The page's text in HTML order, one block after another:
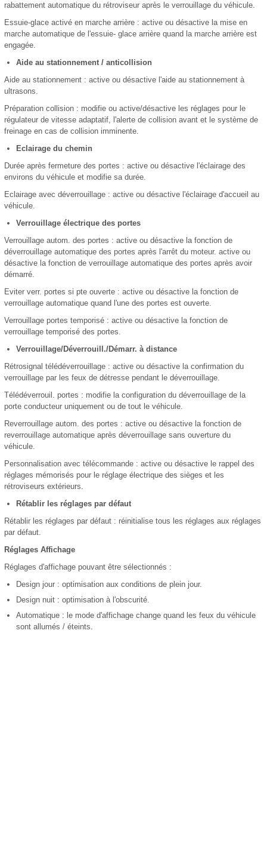
rabattement automatique du rétroviseur après le verrouillage du véhicule.
Essuie-glace activé en marche arrière : active ou désactive la mise en
marche automatique de l'essuie- glace arrière quand la marche arrière est
engagée.
Aide au stationnement / anticollision
Aide au stationnement : active ou désactive l'aide au stationnement à
ultrasons.
Préparation collision : modifie ou active/désactive les réglages pour le
régulateur de vitesse adaptatif, l'alerte de collision avant et le système de
freinage en cas de collision imminente.
Eclairage du chemin
Durée après fermeture des portes : active ou désactive l'éclairage des
environs du véhicule et modifie sa durée.
Eclairage avec déverrouillage : active ou désactive l'éclairage d'accueil au
véhicule.
Verrouillage électrique des portes
Verrouillage autom. des portes : active ou désactive la fonction de
déverrouillage automatique des portes après l'arrêt du moteur. active ou
désactive la fonction de verrouillage automatique des portes après avoir
démarré.
Eviter verr. portes si pte ouverte : active ou désactive la fonction de
verrouillage automatique quand l'une des portes est ouverte.
Verrouillage portes temporisé : active ou désactive la fonction de
verrouillage temporisé des portes.
Verrouillage/Déverrouill./Démarr. à distance
Rétrosignal télédéverrouillage : active ou désactive la confirmation du
verrouillage par les feux de détresse pendant le déverrouillage.
Télédéverrouil. portes : modifie la configuration du déverrouillage de la
porte conducteur uniquement ou de tout le véhicule.
Reverrouillage autom. des portes : active ou désactive la fonction de
reverrouillage automatique après déverrouillage sans ouverture du
véhicule.
Personnalisation avec télécommande : active ou désactive le rappel des
réglages mémorisés pour le réglage électrique des sièges et les
rétroviseurs extérieurs.
Rétablir les réglages par défaut
Rétablir les réglages par défaut : réinitialise tous les réglages aux réglages
par défaut.
Réglages Affichage
Réglages d'affichage pouvant être sélectionnés :
Design jour : optimisation aux conditions de plein jour.
Design nuit : optimisation à l'obscurité.
Automatique : le mode d'affichage change quand les feux du véhicule
sont allumés / éteints.